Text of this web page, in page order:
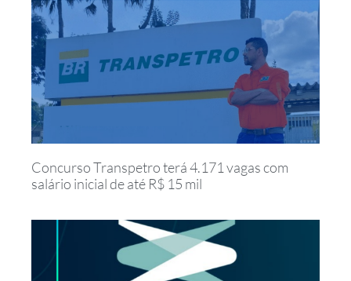
Concurso Transpetro terá 4.171 vagas com
salário inicial de até R$ 15 mil